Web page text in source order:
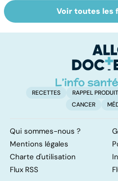
Quand la maladie
entraîne la chute
Voir toutes les
RECETTES RAPPEL PRODUIT
CANCER
Qui sommes-nous ?
Mentions légales
Charte d'utilisation
Flux RSS